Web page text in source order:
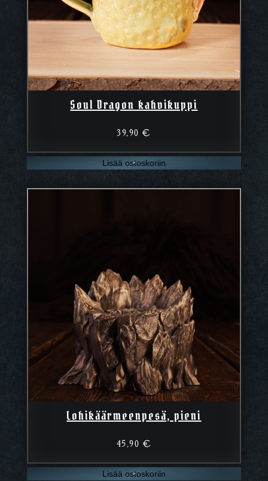
Soul Dragon kahvikuppi
39,90€
Lisää ostoskoriin
Lohikäärmeenpesä, pieni
45,90 €
Lisää ostoskoriin